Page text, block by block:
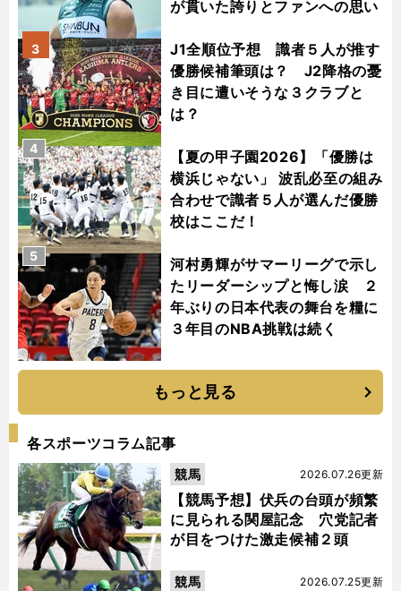
が貫いた誇りとファンへの思い
J1全順位予想 識者５人が推す
優勝候補筆頭は？ J2降格の憂
き目に遭いそうな３クラブと
は？
3
【夏の甲子園2026】「優勝は
横浜じゃない」 波乱必至の組み
合わせで識者５人が選んだ優勝
校はここだ！
4
河村勇輝がサマーリーグで示し
たリーダーシップと悔し涙 ２
年ぶりの日本代表の舞台を糧に
３年目のNBA挑戦は続く
5
もっと見る
各スポーツコラム記事
【競馬予想】伏兵の台頭が頻繁
に見られる関屋記念 穴党記者
が目をつけた激走候補２頭
2026.07.26更新
競馬
2026.07.25更新
競馬